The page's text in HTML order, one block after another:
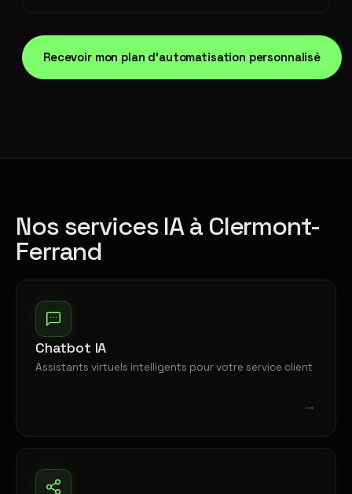
Recevoir mon plan d'automatisation personnalisé
Nos services IA à Clermont-
Ferrand
Chatbot IA
Assistants virtuels intelligents pour votre service client
→